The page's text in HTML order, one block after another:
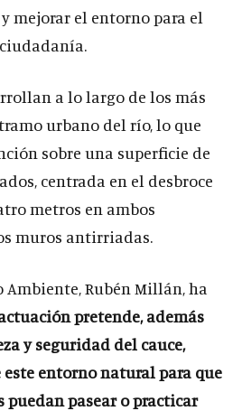
mejorar el entorno para el
a lo largo de los más
urbano del río, lo que
sobre una superficie de
centrada en el desbroce
metros en ambos
muros antirriadas.
Ambiente, Rubén Millán, ha
pretende, además
y seguridad del cauce,
este entorno natural para que
puedan pasear o practicar